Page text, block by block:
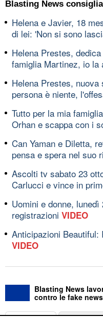
Blasting News consiglia
Helena e Javier, 18
di lei: 'Non si sono
Helena Prestes,
famiglia Martinez, io la
Helena Prestes,
persona è niente,
Tutto per la mia
Orhan e scappa con i
Can Yaman e Diletta,
pensa e spera nel suo
Ascolti tv sabato 23
Carlucci e vince in
Uomini e donne,
registrazioni VIDEO
Anticipazioni Beautiful:
VIDEO
Blasting News
contro le fake news